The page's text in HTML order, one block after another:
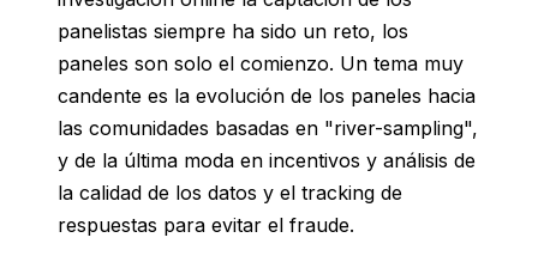
panelistas siempre ha sido un reto, los
paneles son solo el comienzo. Un tema muy
candente es la evolución de los paneles hacia
las comunidades basadas en "river-sampling",
y de la última moda en incentivos y análisis de
la calidad de los datos y el tracking de
respuestas para evitar el fraude.